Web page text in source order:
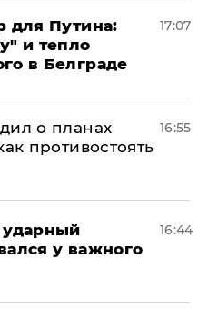
для Путина:
и тепло
в Белграде
17:07
о планах
противостоять
16:55
ударный
у важного
16:44